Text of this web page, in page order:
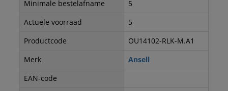
Minimale bestelafname
5
Actuele voorraad
5
Productcode
OU14102-RLK-M.A1
Merk
Ansell
EAN-code